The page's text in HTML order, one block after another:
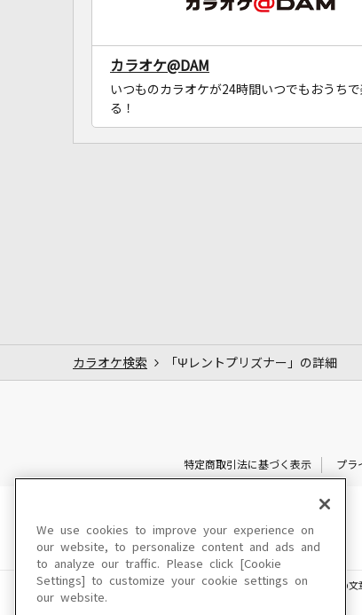
カラオケ@DAM
いつものカラオケが24時間いつでもおうちで
る！
カラオケ検索 「Ψレントプリズナー」の詳細
特定商取引法に基づく表示
プラ
このサイトに掲載されている一切の
We use cookies to improve your experience on
our website, to personalize content and ads and
to analyze our traffic. Please click [Cookie
Settings] to customize your cookie settings on
our website.